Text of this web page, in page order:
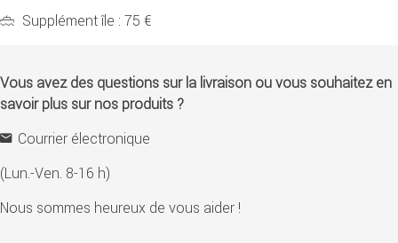
Supplément île : 75 €
Vous avez des questions sur la livraison ou vous souhaitez en
savoir plus sur nos produits ?
Courrier électronique
(Lun.-Ven. 8-16 h)
Nous sommes heureux de vous aider !